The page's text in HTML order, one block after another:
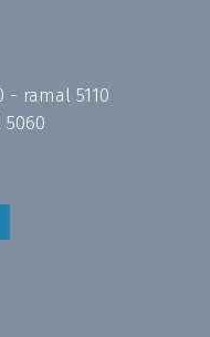
- ramal 5110
5060